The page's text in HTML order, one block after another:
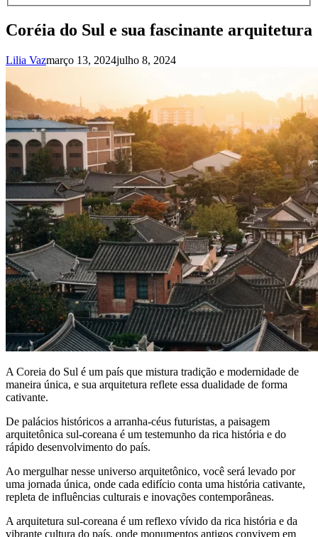
Coréia do Sul e sua fascinante arquitetura
Lilia Vazmarço 13, 2024julho 8, 2024
A Coreia do Sul é um país que mistura tradição e modernidade de
maneira única, e sua arquitetura reflete essa dualidade de forma
cativante.
De palácios históricos a arranha-céus futuristas, a paisagem
arquitetônica sul-coreana é um testemunho da rica história e do
rápido desenvolvimento do país.
Ao mergulhar nesse universo arquitetônico, você será levado por
uma jornada única, onde cada edifício conta uma história cativante,
repleta de influências culturais e inovações contemporâneas.
A arquitetura sul-coreana é um reflexo vívido da rica história e da
vibrante cultura do país, onde monumentos antigos convivem em